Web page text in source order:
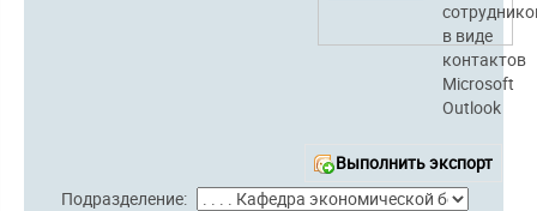
в виде
контактов
Microsoft
Outlook
Выполнить экспорт
Подразделение: